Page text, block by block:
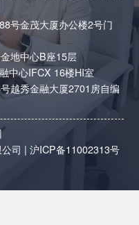
号金茂大厦办公楼2号门
地中心B座15层
中心IFCX 16楼HI室
越秀金融大厦2701房自编
公司 |沪ICP备11002313号